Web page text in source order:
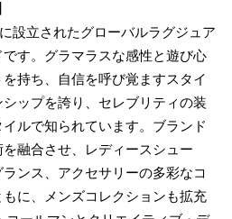
設立されたグローバルラグジュア
す。グラマラスな感性と遊び心
持ち、自信を呼び覚ますスタイ
ップを誇り、セレブリティの装
ルで知られています。ブランド
融合させ、レディースシュー
ンス、アクセサリーの多彩なコ
に、メンズコレクションも拡充